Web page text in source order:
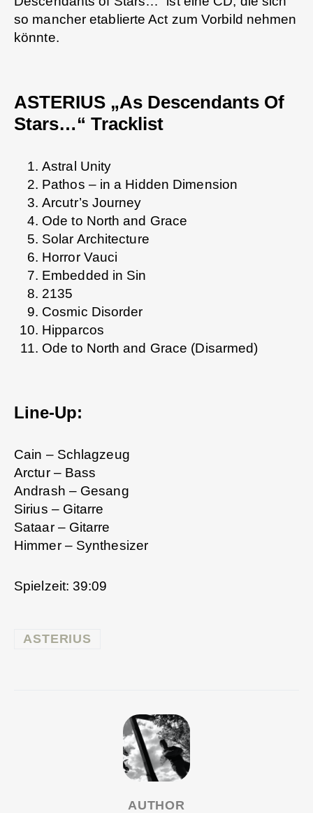
so mancher etablierte Act zum Vorbild nehmen
könnte.
ASTERIUS „As Descendants Of
Stars…“ Tracklist
Astral Unity
Pathos – in a Hidden Dimension
Arcutr’s Journey
Ode to North and Grace
Solar Architecture
Horror Vauci
Embedded in Sin
2135
Cosmic Disorder
Hipparcos
Ode to North and Grace (Disarmed)
Line-Up:
Cain – Schlagzeug
Arctur – Bass
Andrash – Gesang
Sirius – Gitarre
Sataar – Gitarre
Himmer – Synthesizer
Spielzeit: 39:09
ASTERIUS
AUTHOR